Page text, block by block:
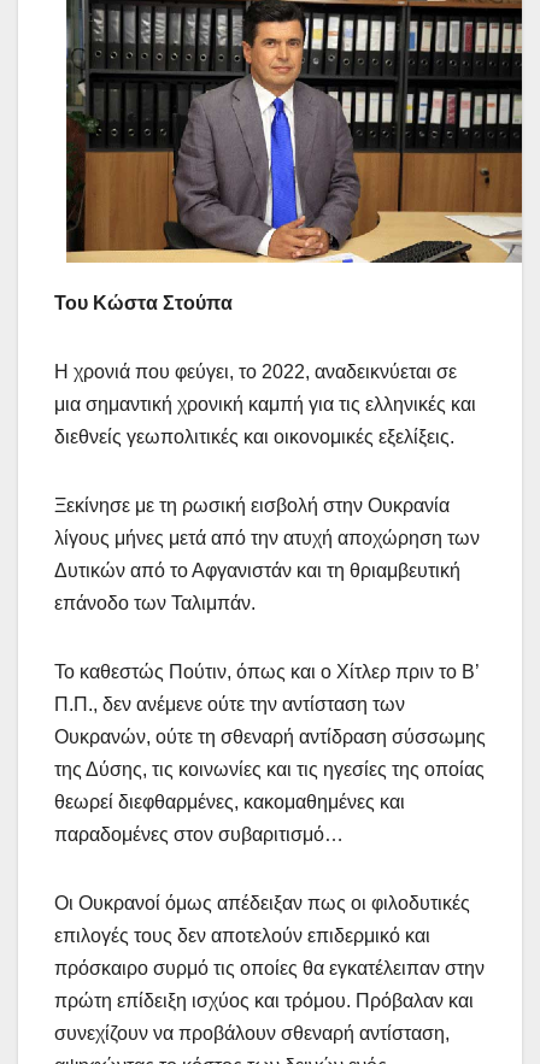
Του Κώστα Στούπα
Η χρονιά που φεύγει, το 2022, αναδεικνύεται σε
μια σημαντική χρονική καμπή για τις ελληνικές και
διεθνείς γεωπολιτικές και οικονομικές εξελίξεις.
Ξεκίνησε με τη ρωσική εισβολή στην Ουκρανία
λίγους μήνες μετά από την ατυχή αποχώρηση των
Δυτικών από το Αφγανιστάν και τη θριαμβευτική
επάνοδο των Ταλιμπάν.
Το καθεστώς Πούτιν, όπως και ο Χίτλερ πριν το Β’
Π.Π., δεν ανέμενε ούτε την αντίσταση των
Ουκρανών, ούτε τη σθεναρή αντίδραση σύσσωμης
της Δύσης, τις κοινωνίες και τις ηγεσίες της οποίας
θεωρεί διεφθαρμένες, κακομαθημένες και
παραδομένες στον συβαριτισμό…
Οι Ουκρανοί όμως απέδειξαν πως οι φιλοδυτικές
επιλογές τους δεν αποτελούν επιδερμικό και
πρόσκαιρο συρμό τις οποίες θα εγκατέλειπαν στην
πρώτη επίδειξη ισχύος και τρόμου. Πρόβαλαν και
συνεχίζουν να προβάλουν σθεναρή αντίσταση,